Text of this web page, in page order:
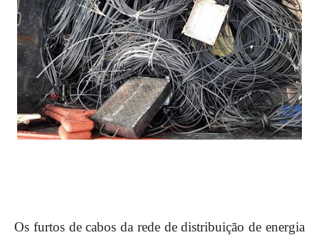
Os furtos de cabos da rede de distribuição de energia